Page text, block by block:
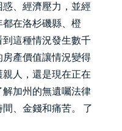
、經濟壓力，並經
在洛杉磯縣、橙
這種情況發生數千
產價值讓情況變得
人，還是現在正在
加州的無遺囑法律
、金錢和痛苦。 了